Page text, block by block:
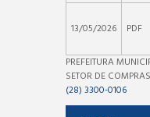
13/05/2026 PDF
PREFEITURA
SETOR DE
(28) 3300-0106